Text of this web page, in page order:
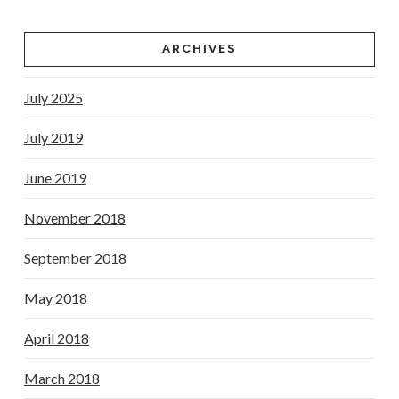
ARCHIVES
July 2025
July 2019
June 2019
November 2018
September 2018
May 2018
April 2018
March 2018